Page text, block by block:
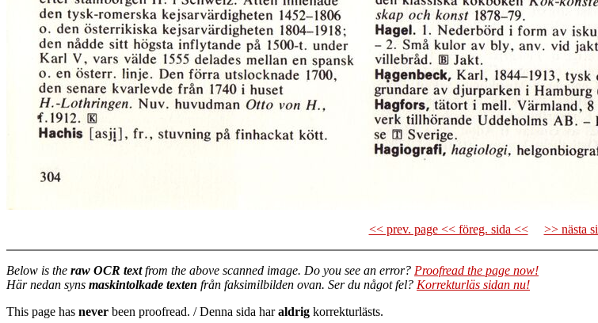
<< prev. page << föreg. sida << >> nästa
Below is the raw OCR textfrom the above scanned image. Do you see an error? Proofread the page now!
Här nedan syns maskintolkade texten från faksimilbilden ovan. Ser du något fel? Korrekturläs sidan nu!
This page has never been proofread. / Denna sida haraldrig korrekturlästs.